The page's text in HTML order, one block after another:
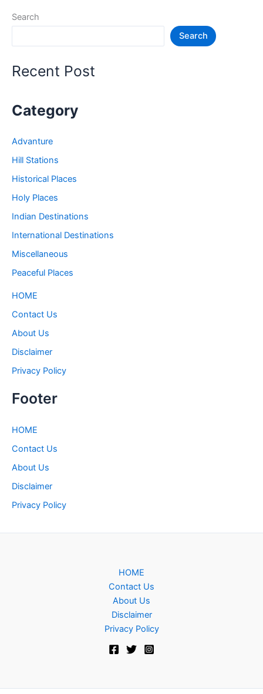
जगह
Places
Search
Search
Recent Post
Category
Advanture
Hill Stations
Historical Places
Holy Places
Indian Destinations
International Destinations
Miscellaneous
Peaceful Places
HOME
Contact Us
About Us
Disclaimer
Privacy Policy
Footer
HOME
Contact Us
About Us
Disclaimer
Privacy Policy
HOME
Contact Us
About Us
Disclaimer
Privacy Policy